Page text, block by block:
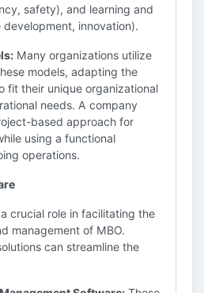
safety), and learning and
innovation).
Many organizations utilize
models, adapting the
fit their unique organizational
needs. A company
based approach for
using a functional
operations.
crucial role in facilitating the
management of MBO.
can streamline the